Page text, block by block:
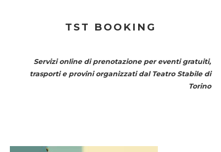
TST BOOKING
Servizi online di prenotazione per eventi gratuiti,
trasporti e provini organizzati dal Teatro Stabile di
Torino